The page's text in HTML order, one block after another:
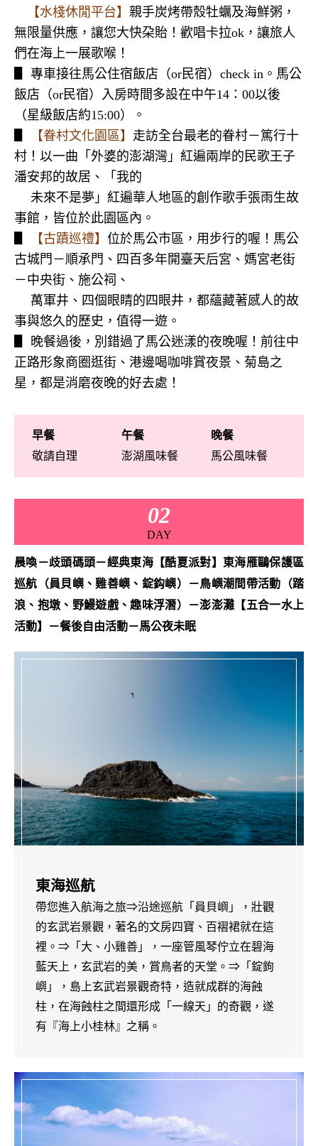
【水棧休閒平台】 親手炭烤帶殼牡蠣及海鮮粥，
無限量供應，讓您大快朶貽！歡唱卡拉ok ，讓旅人
們在海上一展歌喉！
▋ 專車接往馬公住宿飯店（or民宿） check in 。馬公
飯店（or民宿）入房時間多設在中午14 ： 00以後
（星級飯店約15:00）。
【眷村文化園區】 走訪全台最老的眷村－篤行十
村！以一曲「外婆的澎湖灣」紅遍兩岸的民歌王子
潘安邦的故居、「我的
未來不是夢」紅遍華人地區的創作歌手張雨生故
事館，皆位於此園區內。
【古蹟巡禮】 位於馬公市區，用步行的喔！馬公
古城門－順承門、四百多年開臺天后宮、媽宮老街
－中央街、施公祠、
萬軍井、四個眼睛的四眼井，都蘊藏著感人的故
事與悠久的歷史，值得一遊。
▋ 晚餐過後，別錯過了馬公迷漾的夜晚喔！前往中
正路形象商圈逛街、港邊喝咖啡賞夜景、菊島之
星，都是消磨夜晚的好去處！
早餐
敬請自理
午餐
澎湖風味餐
晚餐
馬公風味餐
02
DAY
晨喚－歧頭碼頭－經典東海【酷夏派對】東海雁鷗保護區
巡航（員貝嶼、雞善嶼、錠鈎嶼）－鳥嶼潮間帶活動（踏
浪、抱墩、野鰻遊戲、趣味浮潛）－澎澎灘【五合一水上
活動】－餐後自由活動－馬公夜未眠
東海巡航
帶您進入航海之旅⇒沿途巡航「員貝嶼」，壯觀
的玄武岩景觀，著名的文房四寶、百褶裙就在這
裡。⇒「大、小雞善」，一座管風琴佇立在碧海
藍天上，玄武岩的美，賞鳥者的天堂。⇒「錠鉤
嶼」，島上玄武岩景觀奇特，造就成群的海蝕
柱，在海蝕柱之間還形成「一線天」的奇觀，遂
有『海上小桂林』之稱。